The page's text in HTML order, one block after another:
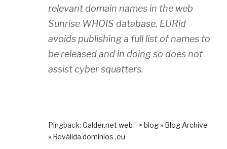
relevant domain names in the web
Sunrise WHOIS database, EURid
avoids publishing a full list of names to
be released and in doing so does not
assist cyber squatters.
Pingback: Galder.net web –> blog » Blog Archive
» Reválida dominios .eu